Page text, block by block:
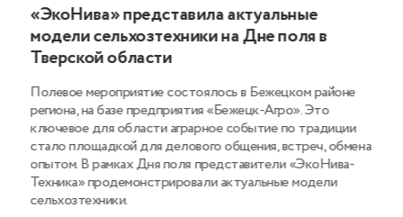
«ЭкоНива» представила актуальные
модели сельхозтехники на Дне поля в
Тверской области
Полевое мероприятие состоялось в Бежецком районе
региона, на базе предприятия «Бежецк-Агро». Это
ключевое для области аграрное событие по традиции
стало площадкой для делового общения, встреч, обмена
опытом. В рамках Дня поля представители «ЭкоНива-
Техника» продемонстрировали актуальные модели
сельхозтехники.